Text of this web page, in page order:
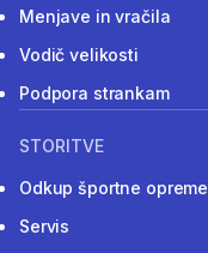
Menjave in vračila
Vodič velikosti
Podpora strankam
STORITVE
Odkup športne opreme
Servis